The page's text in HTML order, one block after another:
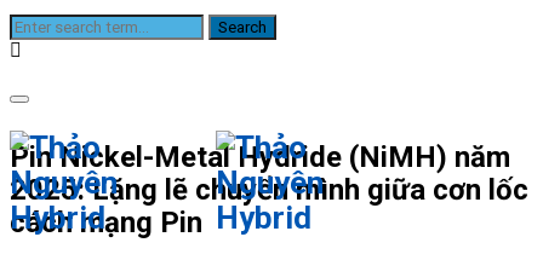
Blog
Pin Nickel-Metal Hydride (NiMH) năm
2025: Lặng lẽ chuyển mình giữa cơn lốc
cách mạng Pin